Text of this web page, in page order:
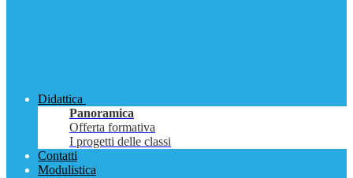
Didattica
Panoramica
Offerta formativa
I progetti delle classi
Contatti
Modulistica